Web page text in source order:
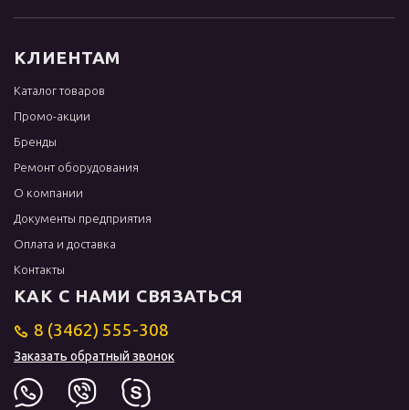
КЛИЕНТАМ
Каталог товаров
Промо-акции
Бренды
Ремонт оборудования
О компании
Документы предприятия
Оплата и доставка
Контакты
КАК С НАМИ СВЯЗАТЬСЯ
8 (3462) 555-308
Заказать обратный звонок